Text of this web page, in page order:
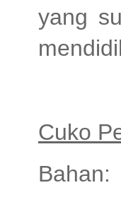
yang
Cuko
Bahan: